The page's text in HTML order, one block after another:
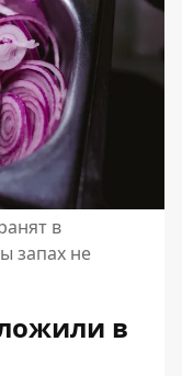
в
запах не
в